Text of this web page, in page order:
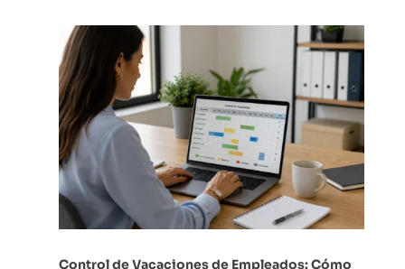
Control de Vacaciones de Empleados: Cómo